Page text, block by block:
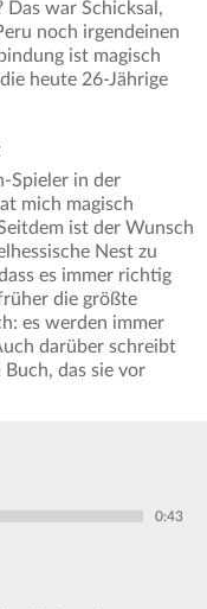
Das war Schicksal,
noch irgendeinen
ist magisch
heute 26-Jährige
Spieler in der
mich magisch
ist der Wunsch
Nest zu
es immer richtig
die größte
es werden immer
darüber schreibt
das sie vor
0:43